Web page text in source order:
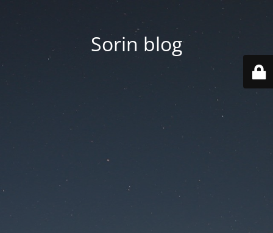
Sorin blog